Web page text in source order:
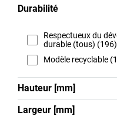
Durabilité
Respectueux du
durable (tous) (196)
Modèle recyclable
Hauteur [mm]
Largeur [mm]